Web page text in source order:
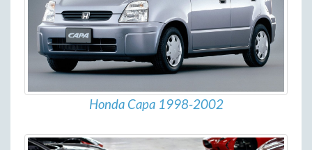
Honda Capa 1998-2002